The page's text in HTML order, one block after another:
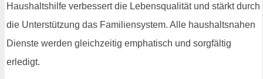
Haushaltshilfe verbessert die Lebensqualität und stärkt durch
die Unterstützung das Familiensystem. Alle haushaltsnahen
Dienste werden gleichzeitig emphatisch und sorgfältig
erledigt.